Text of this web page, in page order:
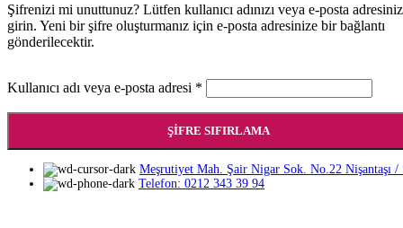
Şifrenizi mi unuttunuz? Lütfen kullanıcı adınızı veya e-posta
girin. Yeni bir şifre oluşturmanız için e-posta adresinize bir bağlantı
gönderilecektir.
Kullanıcı adı veya e-posta adresi *
ŞIFRE SIFIRLAMA
Meşrutiyet Mah. Şair Nigar Sok. No.22 Nişantaşı /
Telefon: 0212 343 39 94